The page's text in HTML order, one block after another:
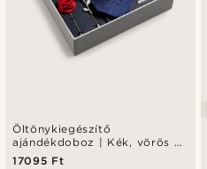
Öltönykiegészítő
ajándékdoboz | Kék, vörös és
ezüst tónusú szett
17095 Ft